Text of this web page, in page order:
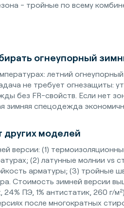
- тройные по всему
огнеупорный
летний
не требует огнезащиты:
без FR-свойств. Если нет
зимняя спецодежда
других моделей
версии: (1)
(2) латунные молнии vs
арматуры; (3) тройные
Стоимость зимней версии
ПЭ, 1% антистатик, 260 г/
после многократных